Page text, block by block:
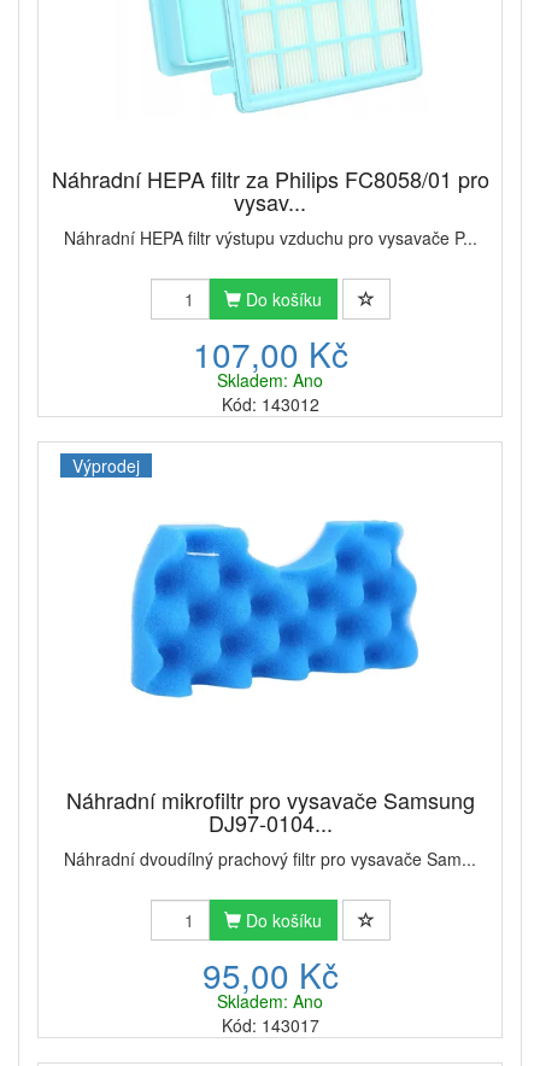
Náhradní HEPA filtr za Philips FC8058/01 pro
vysav...
Náhradní HEPA filtr výstupu vzduchu pro vysavače P...
Do košíku
107,00 Kč
Skladem: Ano
Kód: 143012
Výprodej
Náhradní mikrofiltr pro vysavače Samsung
DJ97-0104...
Náhradní dvoudílný prachový filtr pro vysavače Sam...
Do košíku
95,00 Kč
Skladem: Ano
Kód: 143017